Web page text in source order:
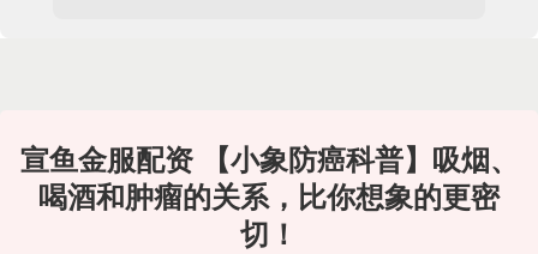
宣鱼金服配资 【小象防癌科普】吸烟、
喝酒和肿瘤的关系，比你想象的更密
切！